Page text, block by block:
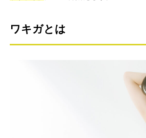
ワキガとは